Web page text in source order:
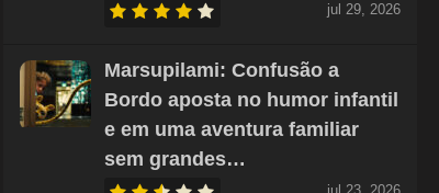
jul 29, 2026
Marsupilami: Confusão a
Bordo aposta no humor infantil
e em uma aventura familiar
sem grandes…